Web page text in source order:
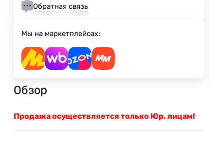
Обратная связь
Мы на маркетплейсах:
Обзор
Продажа осуществляется только Юр. лицам!